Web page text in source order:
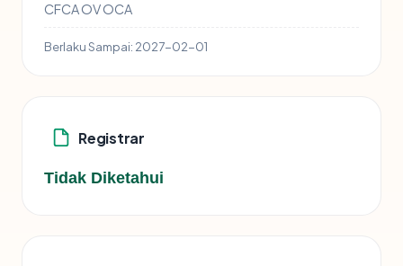
CFCA OV OCA
Berlaku Sampai: 2027-02-01
Registrar
Tidak Diketahui